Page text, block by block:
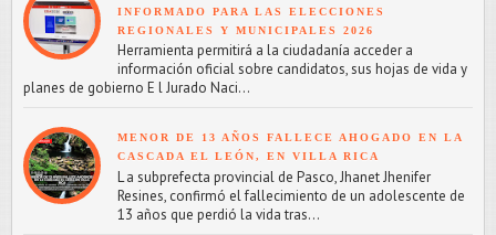
INFORMADO PARA LAS ELECCIONES
REGIONALES Y MUNICIPALES 2026
Herramienta permitirá a la ciudadanía acceder a
información oficial sobre candidatos, sus hojas de vida y
planes de gobierno E l Jurado Naci...
MENOR DE 13 AÑOS FALLECE AHOGADO EN LA
CASCADA EL LEÓN, EN VILLA RICA
L a subprefecta provincial de Pasco, Jhanet Jhenifer
Resines, confirmó el fallecimiento de un adolescente de
13 años que perdió la vida tras...